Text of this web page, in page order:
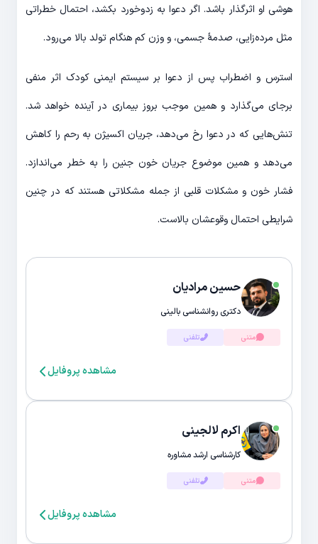
هوشی او اثرگذار باشد. اگر دعوا به زدوخورد بکشد، احتمال خطراتی
مثل مرده‌‎زایی، صدمۀ جسمی، و وزن کم هنگام تولد بالا می‌رود.
استرس و اضطراب پس از دعوا بر سیستم ایمنی کودک اثر منفی
برجای می‌گذارد و همین موجب بروز بیماری در آینده خواهد شد.
تنش‌هایی که در دعوا رخ می‌دهد، جریان اکسیژن به رحم را کاهش
می‌دهد و همین موضوع جریان خون جنین را به خطر می‌اندازد.
فشار خون و مشکلات قلبی از جمله مشکلاتی هستند که در چنین
شرایطی احتمال وقوعشان بالاست.
حسین مرادیان
دکتری روانشناسی بالینی
متنی تلفنی
مشاهده پروفایل
اکرم لالجینی
کارشناسی ارشد مشاوره
متنی تلفنی
مشاهده پروفایل